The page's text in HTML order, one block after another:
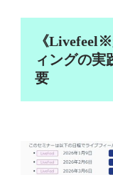
《
ィングの実
要